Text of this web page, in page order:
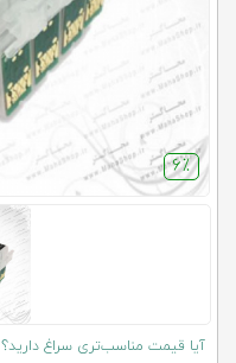
6٪
آیا قیمت مناسب‌تری سراغ دارید؟